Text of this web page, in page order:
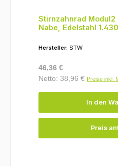
Stirnzahnrad Modul2
Nabe, Edelstahl
Hersteller: STW
Regulärer Preis:
46,36 €
Netto: 38,96 € Preise inkl.
In den
Preis